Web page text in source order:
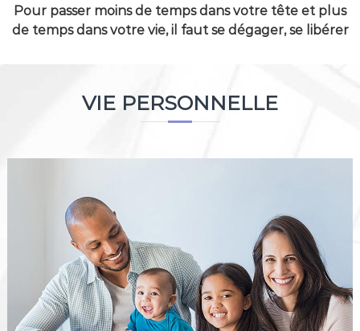
Pour passer moins de temps dans votre tête et plus
de temps dans votre vie, il faut se dégager, se libérer
VIE PERSONNELLE